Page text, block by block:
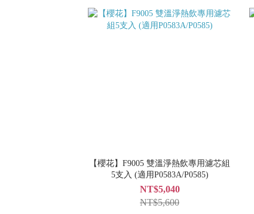
【櫻花】F9005 雙溫淨熱飲專用濾芯組
5支入 (適用P0583A/P0585)
NT$5,040
NT$5,600